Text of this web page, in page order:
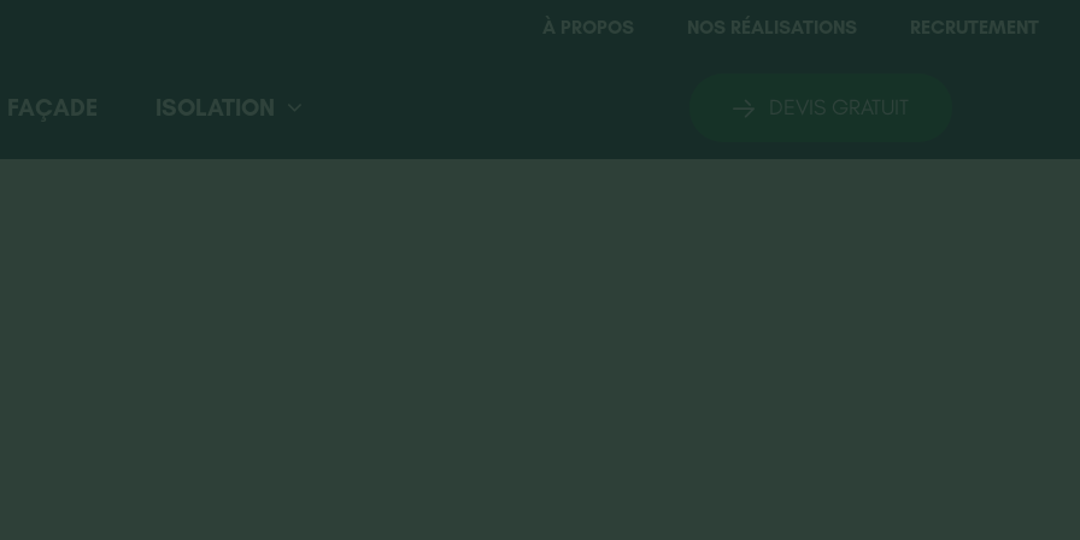
À PROPOS NOS RÉALISATIONS RECRUTEMENT
FAÇADE ISOLATION DEVIS GRATUIT